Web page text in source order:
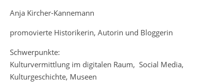
Anja Kircher-Kannemann
promovierte Historikerin, Autorin und Bloggerin
Schwerpunkte:
Kulturvermittlung im digitalen Raum, Social Media,
Kulturgeschichte, Museen